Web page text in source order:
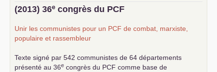
... lire la suite
(2013) 36e congrès du PCF
Unir les communistes pour un PCF de combat, marxiste,
populaire et rassembleur
Texte signé par 542 communistes de 64 départements
présenté au 36e congrès du PCF comme base de